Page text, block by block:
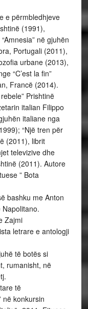
e përmbledhjeve
(1991),
në gjuhën
Portugali (2011),
urbane (2013),
“C’est la fin”
Francë (2014).
Prishtinë
italian Filippo
italiane nga
“Një tren për
(2011), librit
televizive dhe
(2011). Autore
” Bota
bashku me Anton
Zajmi
letrare e antologji
të botës si
rumanisht, në
të
në konkursin